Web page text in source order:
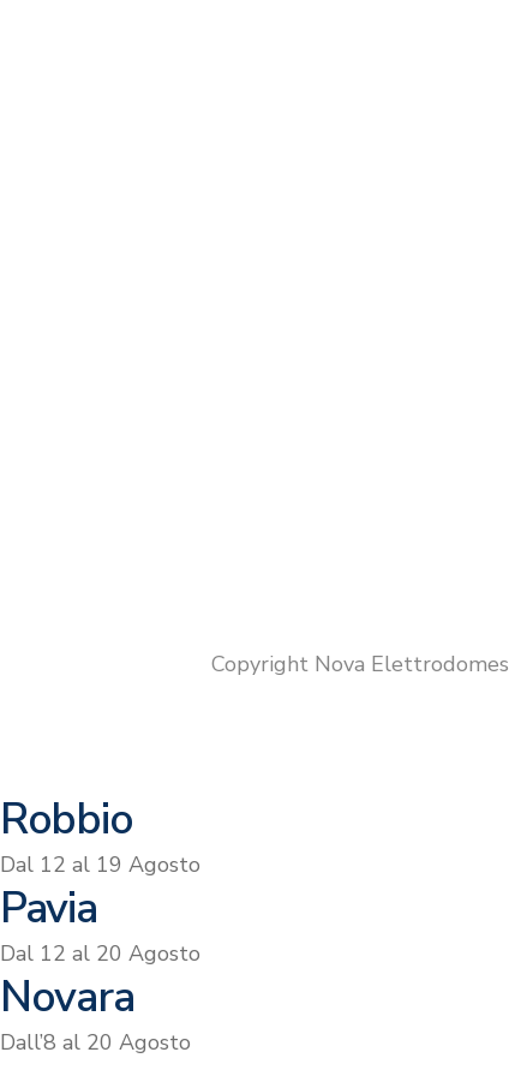
Copyright Nova
Robbio
Dal 12 al 19 Agosto
Pavia
Dal 12 al 20 Agosto
Novara
Dall’8 al 20 Agosto